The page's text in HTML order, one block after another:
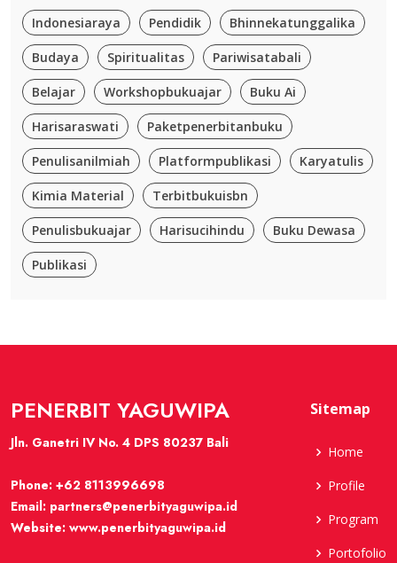
Indonesiaraya Pendidik Bhinnekatunggalika
Budaya Spiritualitas Pariwisatabali
Belajar Workshopbukuajar Buku Ai
Harisaraswati Paketpenerbitanbuku
Penulisanilmiah Platformpublikasi Karyatulis
Kimia Material Terbitbukuisbn
Penulisbukuajar Harisucihindu Buku Dewasa
Publikasi
PENERBIT YAGUWIPA
Jln. Ganetri IV No. 4 DPS 80237 Bali
Phone: +62 8113996698
Email: partners@penerbityaguwipa.id
Website: www.penerbityaguwipa.id
Sitemap
Home
Profile
Program
Portofolio